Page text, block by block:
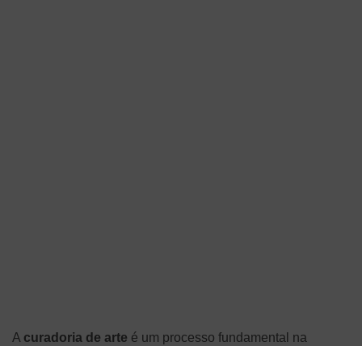
A curadoria de arte é um processo fundamental na